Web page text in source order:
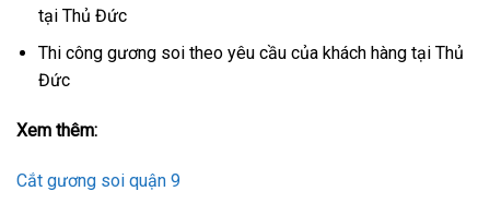
tại Thủ Đức
Thi công gương soi theo yêu cầu của khách hàng tại Thủ
Đức
Xem thêm:
Cắt gương soi quận 9